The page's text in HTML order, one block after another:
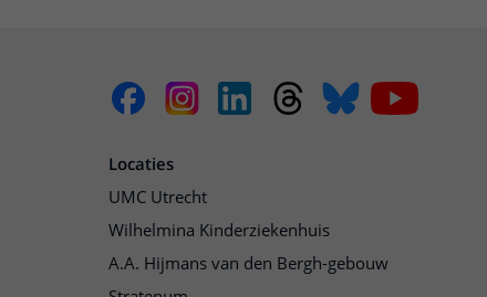
Locaties
UMC Utrecht
Wilhelmina Kinderziekenhuis
A.A. Hijmans van den Bergh-gebouw